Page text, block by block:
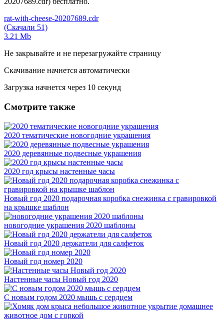
rat-with-cheese-20207689.cdr
(Скачали 51)
3.21 Mb
Не закрывайте и не перезагружайте страницу
Скачивание начнется автоматически
Загрузка начнется через 10 секунд
Смотрите также
2020 тематические новогодние украшения
2020 деревянные подвесные украшения
2020 год крысы настенные часы
Новый год 2020 подарочная коробка снежинка с гравировкой
на крышке шаблон
новогодние украшения 2020 шаблоны
Новый год 2020 держатели для салфеток
Новый год номер 2020
Настенные часы Новый год 2020
С новым годом 2020 мышь с сердцем